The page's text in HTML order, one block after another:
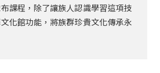
課程，除了讓族人認識學習這項技
化館功能，將族群珍貴文化傳承永